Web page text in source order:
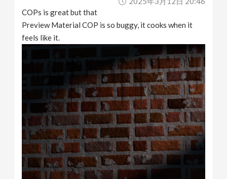
COPs is great but that
Preview Material COP is so buggy, it cooks when it
feels like it.